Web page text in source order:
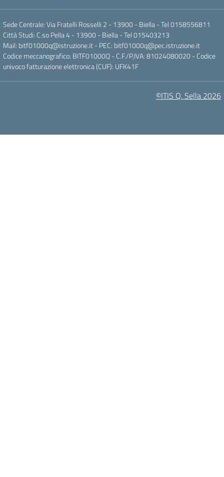
Sede Centrale: Via Fratelli Rosselli 2 - 13900 - Biella - Tel 0158556811
Città Studi: C.so Pella 4 - 13900 - Biella - Tel 015403213
Mail: bitf01000q@istruzione.it- PEC: bitf01000q@pec.istruzione.it
Codice meccanografico: BITF01000Q - C.F./P,IVA: 81024080020 - Codice
univoco fatturazione elettronica (CUF): UFK41F
©ITIS Q. Sella 2026